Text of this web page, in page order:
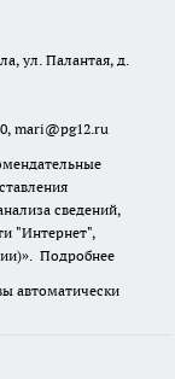
ул. Палантая, д.
mari@pg12.ru
сведений,
"Интернет",
Подробнее
автоматически